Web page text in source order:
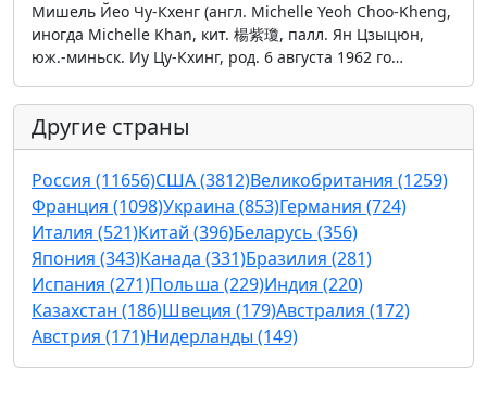
Мишель Йео Чу-Кхенг (англ. Michelle Yeoh Choo-Kheng,
иногда Michelle Khan, кит. 楊紫瓊, палл. Ян Цзыцюн,
юж.-миньск. Иу Цу-Кхинг, род. 6 августа 1962 го…
Другие страны
Россия (11656)США (3812)Великобритания (1259)
Франция (1098)Украина (853)Германия (724)
Италия (521)Китай (396)Беларусь (356)
Япония (343)Канада (331)Бразилия (281)
Испания (271)Польша (229)Индия (220)
Казахстан (186)Швеция (179)Австралия (172)
Австрия (171)Нидерланды (149)